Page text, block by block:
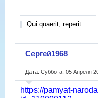
Qui quaerit, reperit
Сергей1968
Дата: Суббота, 05 Апреля
https://pamyat-